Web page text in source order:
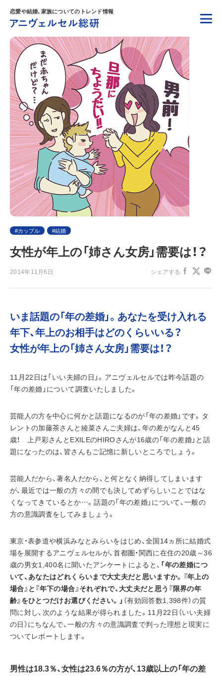
恋愛や結婚、家族についてのトレンド情報
カップル 結婚
女性が年上の「姉さん女房」需要は！？
2014年11月6日 シェアする
いま話題の「年の差婚」。あなたを受け入れる
年下、年上のお相手はどのくらいいる？
女性が年上の「姉さん女房」需要は！？
11月22日は「いい夫婦の日」。アニヴェルセルでは昨今話題の
「年の差婚」について調査いたしました。
芸能人の方を中心に何かと話題になるのが「年の差婚」です。タ
レントの加藤茶さんと綾菜さんご夫婦は、年の差がなんと45
歳！　上戸彩さんとEXILEのHIROさんが16歳の「年の差婚」と話
題になったのは、皆さんもご記憶に新しいところでしょう。
芸能人だから、著名人だから、と何となく納得してしまいます
が、最近では一般の方々の間でも決してめずらしいことではな
くなってきているとか…。話題の「年の差婚」について、一般の
方の意識調査をしてみましょう。
東京・表参道や横浜みなとみらいをはじめ、全国14ヵ所に結婚式
場を展開するアニヴェルセルが、首都圏・関西に在住の20歳～36
歳の男女1,400名に聞いたアンケートによると、 「年の差婚につ
いて、あなたはどれくらいまで大丈夫だと思いますか。『年上の
場合』と『年下の場合』それぞれで、大丈夫だと思う『限界の年
齢』をひとつだけお選びください。」 （有効回答数1,398件）の質
問に対し、次のような結果が得られました。11月22日（いい夫婦
の日）にちなんで、一般の方々の意識調査で判った理想と現実に
ついてレポートします。
男性は18.3％、女性は23.6％の方が、13歳以上の「年の差